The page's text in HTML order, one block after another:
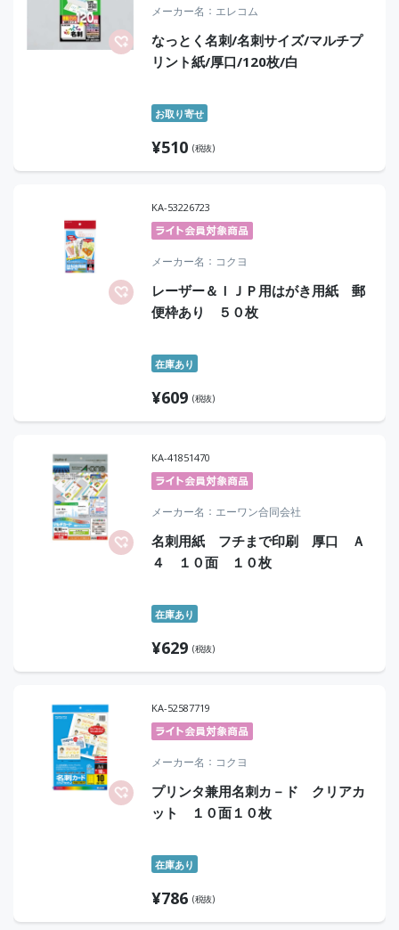
メーカー名 エレコム
なっとく名刺/名刺サイズ/マルチプ
リント紙/厚口/120枚/白
お取り寄せ
¥510 (税抜)
KA-53226723
メーカー名 コクヨ
レーザー＆ＩＪＰ用はがき用紙 郵
便枠あり ５０枚
在庫あり
¥609 (税抜)
KA-41851470
メーカー名 エーワン合同会社
名刺用紙 フチまで印刷 厚口 Ａ
４ １０面 １０枚
在庫あり
¥629 (税抜)
KA-52587719
メーカー名 コクヨ
プリンタ兼用名刺カ－ド クリアカ
ット １０面１０枚
在庫あり
¥786 (税抜)